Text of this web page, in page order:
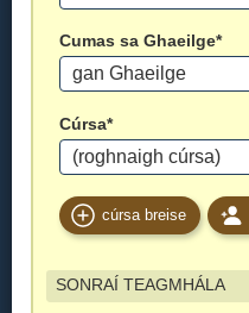
Cumas sa Ghaeilge*
Cúrsa*
cúrsa breise
SONRAÍ TEAGMHÁLA